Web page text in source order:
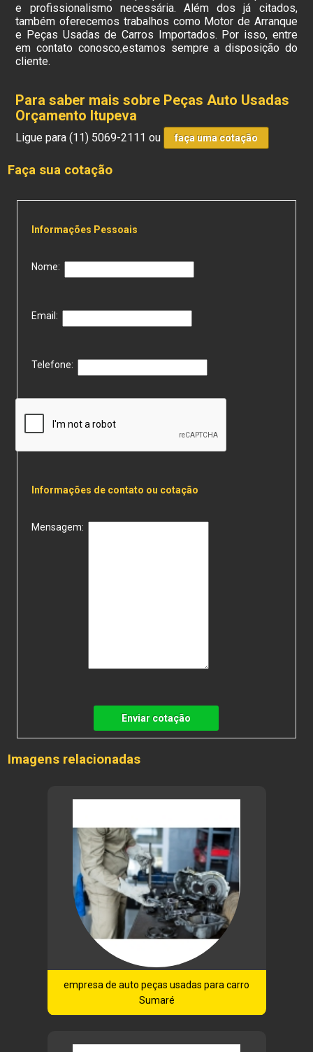
e profissionalismo necessária. Além dos já citados,
também oferecemos trabalhos como Motor de Arranque
e Peças Usadas de Carros Importados. Por isso, entre
em contato conosco,estamos sempre a disposição do
cliente.
Para saber mais sobre Peças Auto Usadas
Orçamento Itupeva
Ligue para(11) 5069-2111 ou faça uma cotação
Faça sua cotação
Informações Pessoais
Nome:
Email:
Telefone:
Informações de contato ou cotação
Mensagem:
Enviar cotação
Imagens relacionadas
empresa de auto peças usadas para carro
Sumaré